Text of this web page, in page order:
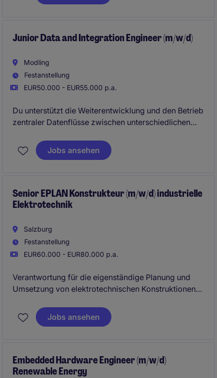
liegt auf Sondermaschinen, Handlingsystemen und
Innkreis (OÖ).
Junior Data and Integration Engineer (m/w/d)
Modling
Festanstellung
EUR50.000 - EUR55.000 p.a.
Du unterstützt die Weiterentwicklung und den Betrieb
zentraler Datenflüsse zwischen unterschiedlichen
integriert, verarbeitet und für Fachbereiche nutzbar
gemacht werden.
Jobs ansehen
Senior EPLAN Konstrukteur (m/w/d) industrielle
Elektrotechnik
Salzburg
Festanstellung
EUR60.000 - EUR80.000 p.a.
Verantwortung für die eigenständige Planung und
Umsetzung von elektrotechnischen Konstruktionen
Steuerung technischer Anforderungen sowie enge
Abstimmung mit internen und externen
Jobs ansehen
Embedded Hardware Engineer (m/w/d)
Renewable Energy